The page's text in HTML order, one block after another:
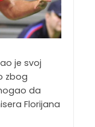
je svoj
zbog
da
Florijana